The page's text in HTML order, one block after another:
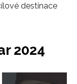
destinace
2024